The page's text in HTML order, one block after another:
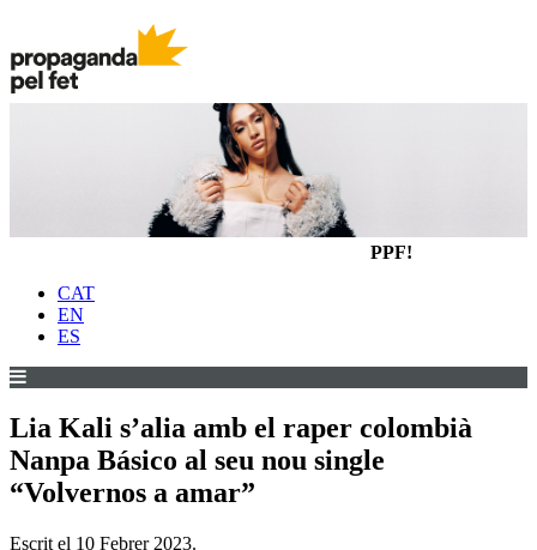
PPF!
CAT
EN
ES
Lia Kali s’alia amb el raper colombià
Nanpa Básico al seu nou single
“Volvernos a amar”
Escrit el 10 Febrer 2023.